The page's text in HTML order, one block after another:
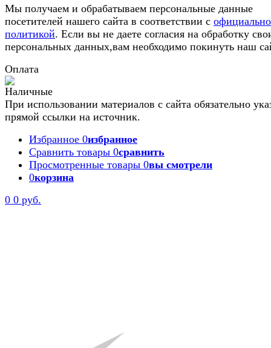
Мы получаем и обрабатываем персональные данные
посетителей нашего сайта в соответствии с
политикой. Если вы не даете согласия на обработку
персональных данных,вам необходимо покинуть наш
Оплата
При использовании материалов с сайта обязательно
прямой ссылки на источник.
Избранное 0избранное
Сравнить товары 0сравнить
Просмотренные товары 0вы смотрели
0корзина
0 0 руб.